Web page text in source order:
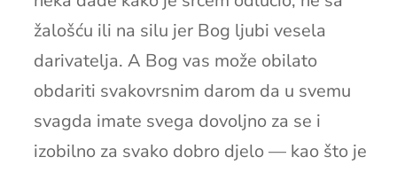
žalošću ili na silu jer Bog ljubi vesela
darivatelja. A Bog vas može obilato
obdariti svakovrsnim darom da u svemu
svagda imate svega dovoljno za se i
izobilno za svako dobro djelo — kao što je